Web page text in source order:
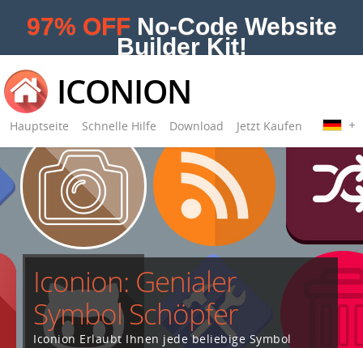
ICONION
Hauptseite Schnelle Hilfe Download Jetzt Kaufen
Iconion: Genialer
Symbol Schöpfer
Iconion Erlaubt Ihnen jede beliebige Symbol
97% OFF No-Code Website
Builder Kit!